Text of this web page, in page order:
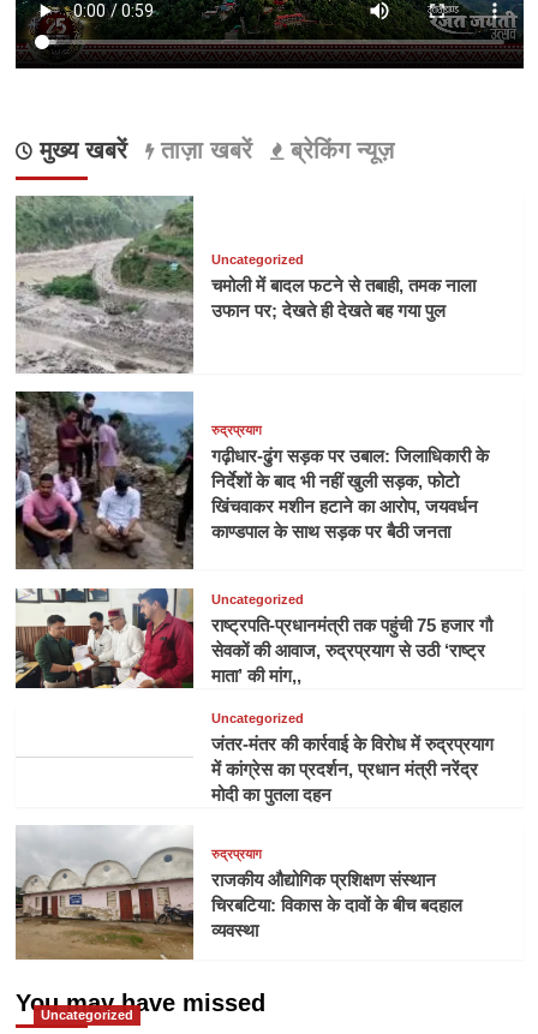
मुख्य खबरें ताज़ा खबरें ब्रेकिंग न्यूज़
Uncategorized
चमोली में बादल फटने से तबाही, तमक नाला
उफान पर; देखते ही देखते बह गया पुल
रुद्रप्रयाग
गढ़ीधार-ढुंग सड़क पर उबाल: जिलाधिकारी के
निर्देशों के बाद भी नहीं खुली सड़क, फोटो
खिंचवाकर मशीन हटाने का आरोप, जयवर्धन
काण्डपाल के साथ सड़क पर बैठी जनता
Uncategorized
राष्ट्रपति-प्रधानमंत्री तक पहुंची 75 हजार गौ
सेवकों की आवाज, रुद्रप्रयाग से उठी ‘राष्ट्र
माता’ की मांग,,
Uncategorized
जंतर-मंतर की कार्रवाई के विरोध में रुद्रप्रयाग
में कांग्रेस का प्रदर्शन, प्रधान मंत्री नरेंद्र
मोदी का पुतला दहन
रुद्रप्रयाग
राजकीय औद्योगिक प्रशिक्षण संस्थान
चिरबटिया: विकास के दावों के बीच बदहाल
व्यवस्था
You may have missed
Uncategorized